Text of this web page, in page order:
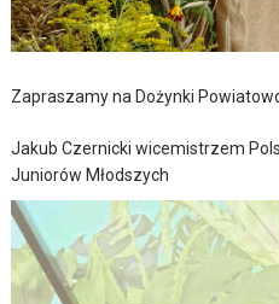
Zapraszamy na Dożynki
Jakub Czernicki wicemistrzem
Juniorów Młodszych